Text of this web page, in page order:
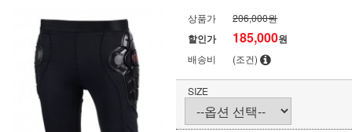
상품가 206,000원
할인가 185,000원
배송비 (조건)
SIZE